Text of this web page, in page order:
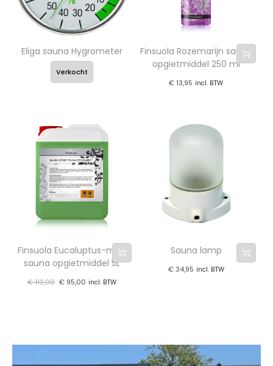
Eliga sauna Hygrometer
Verkocht
Finsuola Rozemarijn sauna
opgietmiddel 250 ml
€ 13,95 incl. BTW
Finsuola Eucaluptus-mint
sauna opgietmiddel 5L
€112,00 €95,00 incl. BTW
Sauna lamp
€34,95 incl. BTW